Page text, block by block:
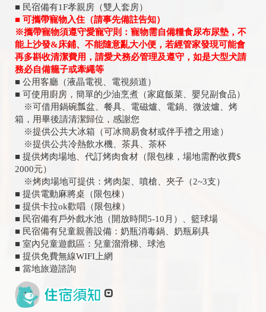
■ 民宿備有1F孝親房（雙人套房）
■ 可攜帶寵物入住（請事先備註告知）
※攜帶寵物須遵守愛寵守則：寵物需自備糧食尿布尿墊，不
能上沙發&床鋪、不能隨意亂大小便，若經管家發現可能會
再多斟收清潔費用，請愛犬務必管理及遵守，如是大型犬請
務必自備籠子或牽繩等
■ 公用客廳（液晶電視、電視頻道）
■ 可使用廚房，簡單的少油烹煮（家庭飯菜、嬰兒副食品）
※可借用鍋碗瓢盆、餐具、電磁爐、電鍋、微波爐、烤
箱，用畢後請清潔歸位，感謝您
※提供公共大冰箱（可冰簡易食材或伴手禮之用途）
※提供公共冷熱飲水機、茶具、茶杯
■ 提供烤肉場地、代訂烤肉食材（限包棟，場地需酌收費$
2000元）
※烤肉場地可提供：烤肉架、噴槍、夾子（2~3支）
■ 提供電動麻將桌（限包棟）
■ 提供卡拉ok歡唱（限包棟）
■ 民宿備有戶外戲水池（開放時間5-10月）、籃球場
■ 民宿備有兒童親善設備：奶瓶消毒鍋、奶瓶刷具
■ 室內兒童遊戲區：兒童溜滑梯、球池
■ 提供免費無線WIFI上網
■ 當地旅遊諮詢